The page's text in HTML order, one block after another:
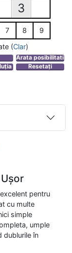
3
7 8
9
(Clar)
pentru
cu multe
simple
umple
dublurile în